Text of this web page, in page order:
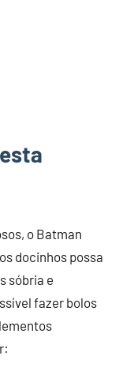
o Batman
docinhos possa
sóbria e
fazer bolos